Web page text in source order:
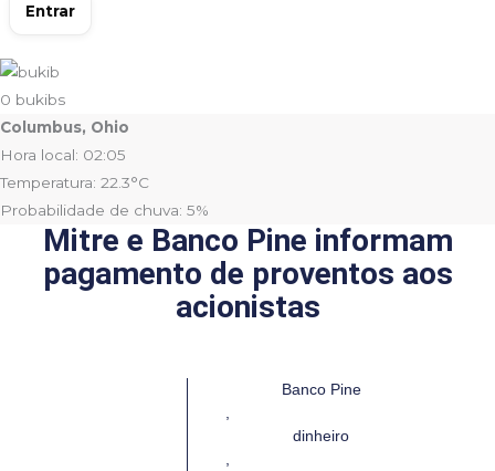
Entrar
0 bukibs
Columbus, Ohio
Hora local: 02:05
Temperatura: 22.3°C
Probabilidade de chuva: 5%
Mitre e Banco Pine informam
pagamento de proventos aos
acionistas
Banco Pine
dinheiro